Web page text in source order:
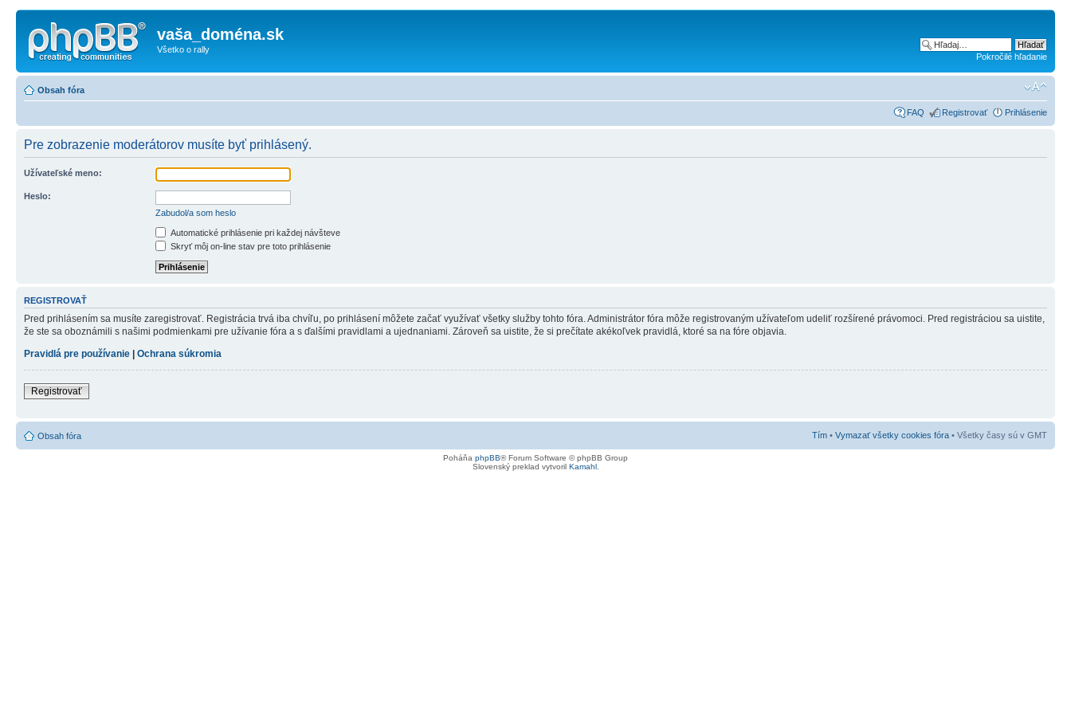
vaša_doména.sk
Všetko o rally
Pokročilé hľadanie
Obsah fóra
FAQ Registrovať Prihlásenie
Pre zobrazenie moderátorov musíte byť prihlásený.
Užívateľské meno:
Heslo:
Zabudol/a som heslo
Automatické prihlásenie pri každej návšteve
Skryť môj on-line stav pre toto prihlásenie
REGISTROVAŤ
Pred prihlásením sa musíte zaregistrovať. Registrácia trvá iba chvíľu, po prihlásení môžete začať využívať všetky služby tohto fóra. Administrátor fóra môže registrovaným užívateľom udeliť rozšírené právomoci. Pred registráciou sa uistite,
že ste sa oboznámili s našimi podmienkami pre užívanie fóra a s ďalšími pravidlami a ujednaniami. Zároveň sa uistite, že si prečítate akékoľvek pravidlá, ktoré sa na fóre objavia.
Pravidlá pre používanie
Ochrana súkromia
Registrovať
Obsah fóra Tím • Vymazať všetky cookies fóra • Všetky časy sú v GMT
Poháňa phpBB® Forum Software © phpBB Group
Slovenský preklad vytvoril Kamahl.